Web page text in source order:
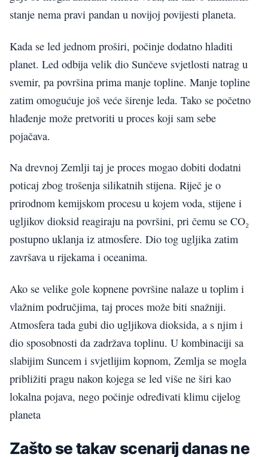
stanje nema pravi pandan u novijoj povijesti planeta.
Kada se led jednom proširi, počinje dodatno hladiti
planet. Led odbija velik dio Sunčeve svjetlosti natrag u
svemir, pa površina prima manje topline. Manje topline
zatim omogućuje još veće širenje leda. Tako se početno
hlađenje može pretvoriti u proces koji sam sebe
pojačava.
Na drevnoj Zemlji taj je proces mogao dobiti dodatni
poticaj zbog trošenja silikatnih stijena. Riječ je o
prirodnom kemijskom procesu u kojem voda, stijene i
ugljikov dioksid reagiraju na površini, pri čemu se CO₂
postupno uklanja iz atmosfere. Dio tog ugljika zatim
završava u rijekama i oceanima.
Ako se velike gole kopnene površine nalaze u toplim i
vlažnim područjima, taj proces može biti snažniji.
Atmosfera tada gubi dio ugljikova dioksida, a s njim i
dio sposobnosti da zadržava toplinu. U kombinaciji sa
slabijim Suncem i svjetlijim kopnom, Zemlja se mogla
približiti pragu nakon kojega se led više ne širi kao
lokalna pojava, nego počinje određivati klimu cijelog
planeta
Zašto se takav scenarij danas ne